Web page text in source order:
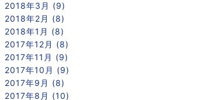
2018年3月 (9)
2018年2月 (8)
2018年1月 (8)
2017年12月 (8)
2017年11月 (9)
2017年10月 (9)
2017年9月 (8)
2017年8月 (10)